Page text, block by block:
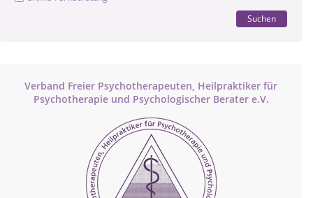
Suchen
Verband Freier Psychotherapeuten, Heilpraktiker für
Psychotherapie und Psychologischer Berater e.V.